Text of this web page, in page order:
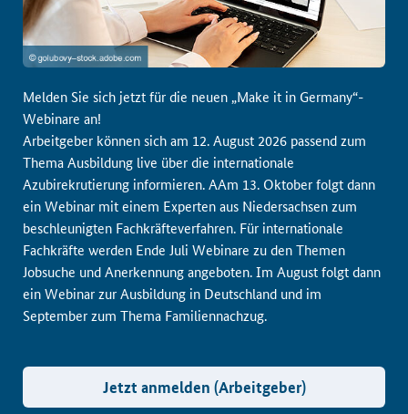
Melden Sie sich jetzt für die neuen „Make it in Germany“-
Webinare an!
Arbeitgeber können sich am 12. August 2026 passend zum
Thema Ausbildung live über die internationale
Azubirekrutierung informieren. AAm 13. Oktober folgt dann
ein Webinar mit einem Experten aus Niedersachsen zum
beschleunigten Fachkräfteverfahren. Für internationale
Fachkräfte werden Ende Juli Webinare zu den Themen
Jobsuche und Anerkennung angeboten. Im August folgt dann
ein Webinar zur Ausbildung in Deutschland und im
September zum Thema Familiennachzug.
Jetzt anmelden (Arbeitgeber)